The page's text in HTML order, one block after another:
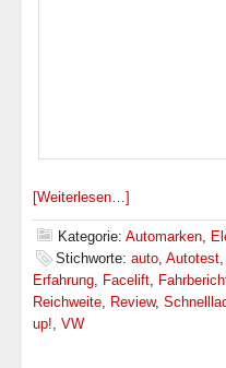
[Weiterlesen…]
Kategorie: Automarken,
Stichworte: auto, Autotest,
Erfahrung, Facelift,
Reichweite, Review,
up!, VW